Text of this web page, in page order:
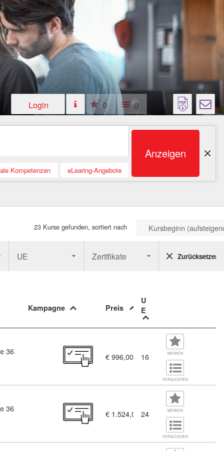
Login 0 0
Kompetenzen eLearing-Angebote
Anzeigen
23 Kurse gefunden, sortiert nach Kursbeginn
UE Zertifikate Zurücksetzen
Kampagne Preis
U
E
36
€ 996,00 16 MERKEN
VERGLEICHEN
36
€ 1.524,00 24 MERKEN
VERGLEICHEN